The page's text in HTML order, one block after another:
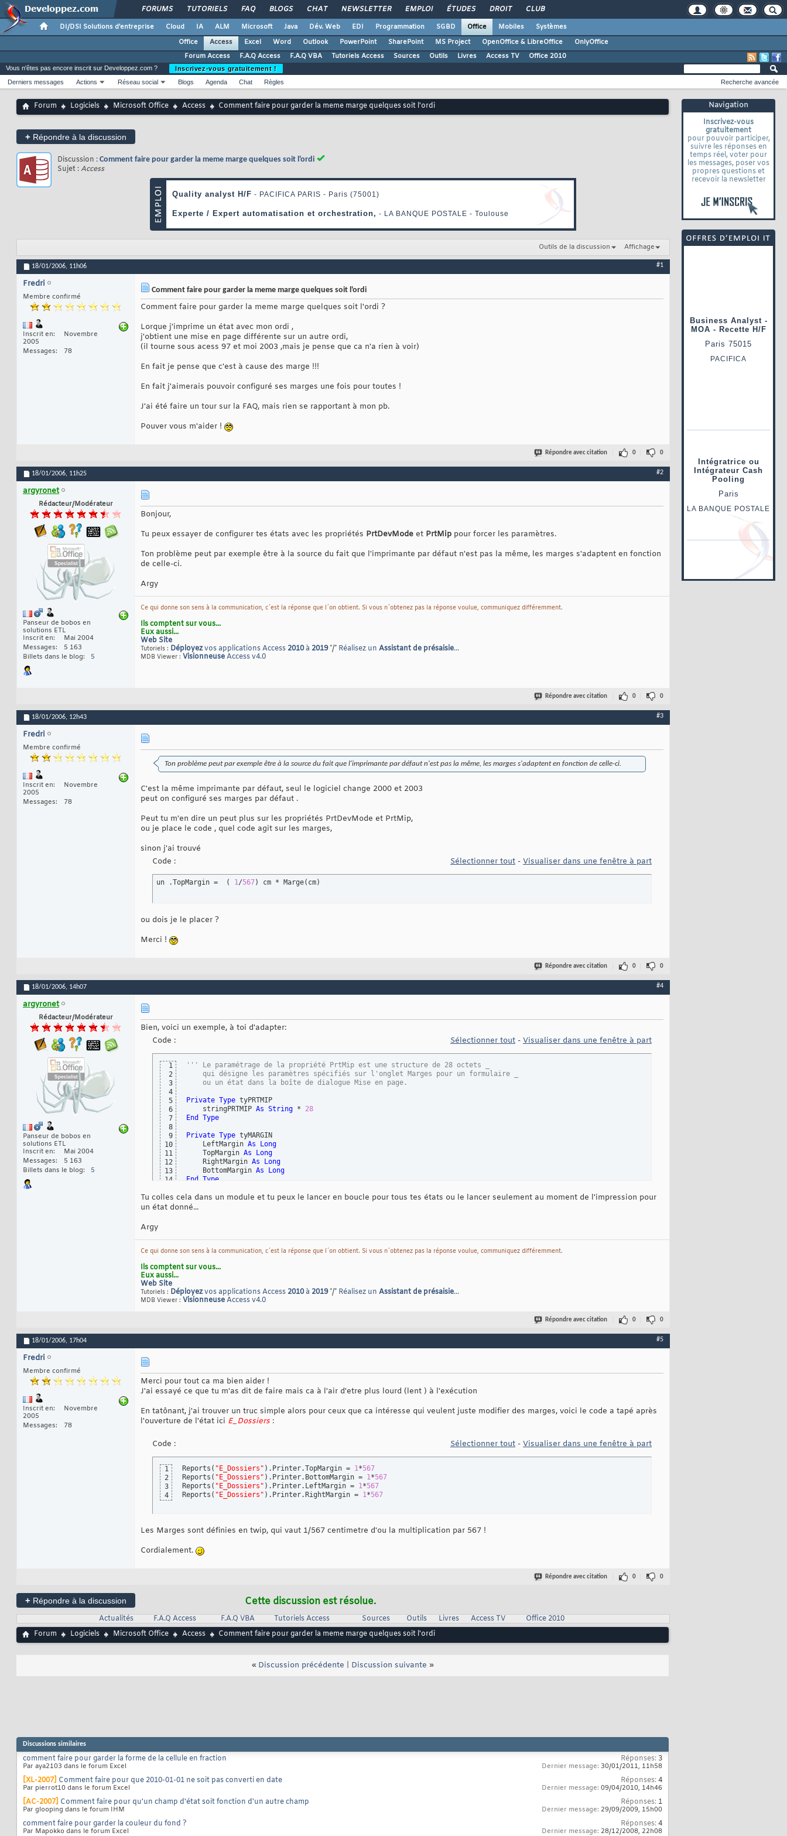
FORUMS TUTORIELS FAQ BLOGS CHAT NEWSLETTER EMPLOI ÉTUDES DROIT CLUB
DI/DSI Solutions d'entreprise Cloud IA ALM Microsoft Java Dév. Web EDI Programmation SGBD Office Mobiles
Systèmes
Office
Access Excel Word Outlook PowerPoint SharePoint MS Project OpenOffice & LibreOffice
OnlyOffice
Forum Access
F.A.Q Access F.A.Q VBA Tutoriels Access Sources Outils Livres Access TV Office 2010
Navigation
Inscrivez-vous
gratuitement
pour pouvoir participer,
suivre les réponses en
temps réel, voter pour
les messages, poser vos
propres questions et
recevoir la newsletter
Vous n'êtes pas encore inscrit sur Developpez.com ?
Inscrivez-vous gratuitement !
Derniers messages
Actions Réseau social Blogs Agenda Chat Règles Recherche avancée
Forum Logiciels Microsoft Office Access Comment faire pour garder la meme marge quelques soit l'ordi
+ Répondre à la discussion
Discussion : Comment faire pour garder la meme marge quelques soit l'ordi
Sujet :Access
Outils de la discussion Affichage
18/01/2006, 11h06 #1
Fredri
Membre confirmé
Inscrit en
Novembre
2005
Messages
78
Comment faire pour garder la meme marge quelques soit l'ordi
Comment faire pour garder la meme marge quelques soit l'ordi ?
Lorque j'imprime un état avec mon ordi ,
j'obtient une mise en page différente sur un autre ordi,
(il tourne sous acess 97 et moi 2003 ,mais je pense que ca n'a rien à voir)
En fait je pense que c'est à cause des marge !!!
En fait j'aimerais pouvoir configuré ses marges une fois pour toutes !
J'ai été faire un tour sur la FAQ, mais rien se rapportant à mon pb.
Pouver vous m'aider !
Répondre avec citation 0 0
18/01/2006, 11h25 #2
argyronet
Rédacteur/Modérateur
Panseur de bobos en
solutions ETL
Inscrit en
Mai 2004
Messages
5 163
Billets dans le blog
5
Bonjour,
Tu peux essayer de configurer tes états avec les propriétés PrtDevMode et PrtMip pour forcer les paramètres.
Ton problème peut par exemple être à la source du fait que l'imprimante par défaut n'est pas la même, les marges s'adaptent en fonction
de celle-ci.
Argy
Ce qui donne son sens à la communication, c´est la réponse que l´on obtient. Si vous n´obtenez pas la réponse voulue, communiquez différemment.
Ils comptent sur vous...
Eux aussi...
Web Site
Tutoriels : Déployezvos applications Access 2010à 2019*/* Réalisez un Assistant de présaisie...
MDB Viewer : VisionneuseAccess v4.0
Répondre avec citation 0 0
18/01/2006, 12h43 #3
Fredri
Membre confirmé
Inscrit en
Novembre
2005
Messages
78
Ton problème peut par exemple être à la source du fait que l'imprimante par défaut n'est pas la même, les marges s'adaptent en fonction de celle-ci.
C'est la même imprimante par défaut, seul le logiciel change 2000 et 2003
peut on configuré ses marges par défaut .
Peut tu m'en dire un peut plus sur les propriétés PrtDevMode et PrtMip,
ou je place le code , quel code agit sur les marges,
sinon j'ai trouvé
Code :
Sélectionner tout - Visualiser dans une fenêtre à part
un .TopMargin = ( 1/567) cm * Marge( cm)
ou dois je le placer ?
Merci !
Répondre avec citation 0 0
18/01/2006, 14h07 #4
argyronet
Rédacteur/Modérateur
Panseur de bobos en
solutions ETL
Inscrit en
Mai 2004
Messages
5 163
Billets dans le blog
5
Bien, voici un exemple, à toi d'adapter:
Code :
Sélectionner tout - Visualiser dans une fenêtre à part
1
2
3
4
5
6
7
8
9
10
11
12
13
14
16
17
21
22
24
25
26
27
28
33
36
37
38
40
41
42
''' Le paramétrage de la propriété PrtMip est une structure de 28 octets _
qui désigne les paramètres spécifiés sur l'onglet Marges pour un formulaire _
ou un état dans la boîte de dialogue Mise en page.
Private Type tyPRTMIP
    stringPRTMIP
As String * 28
End
Type
Private Type tyMARGIN
    LeftMargin
As
Long
    TopMargin
As
Long
    RightMargin
As
Long
    BottomMargin
As
Long
End Type
Dim StructPRTMIP As
Dim
  sngDefaultMargin =
1 * 1440 '2,54 cm
Set oRpt = Reports
  StructMargin.LeftMargin = sngDefaultMargin
  StructMargin.TopMargin = sngDefaultMargin
Sub PrintMyReport()
Dim strMyReport As String
  DefineReportMargin strMyReport
  DoEvents
Tu colles cela dans un module et tu peux le lancer en boucle pour tous tes états ou le lancer seulement au moment de l'impression pour
un état donné...
Argy
Ce qui donne son sens à la communication, c´est la réponse que l´on obtient. Si vous n´obtenez pas la réponse voulue, communiquez différemment.
Ils comptent sur vous...
Eux aussi...
Web Site
Tutoriels : Déployezvos applications Access 2010à 2019*/* Réalisez un Assistant de présaisie...
MDB Viewer : VisionneuseAccess v4.0
Répondre avec citation 0 0
18/01/2006, 17h04 #5
Fredri
Membre confirmé
Inscrit en
Novembre
2005
Messages
78
Merci pour tout ca ma bien aider !
J'ai essayé ce que tu m'as dit de faire mais ca à l'air d'etre plus lourd (lent ) à l'exécution
En tatônant, j'ai trouver un truc simple alors pour ceux que ca intéresse qui veulent juste modifier des marges, voici le code a tapé après
l'ouverture de l'état ici E_Dossiers :
Code : Sélectionner tout - Visualiser dans une fenêtre à part
1
2
3
4
Reports ( "E_Dossiers" ) .Printer.TopMargin = 1*567
Reports ( "E_Dossiers" ) .Printer.BottomMargin = 1*567
Reports ( "E_Dossiers" ) .Printer.LeftMargin = 1*567
Reports ( "E_Dossiers" ) .Printer.RightMargin = 1*567
Les Marges sont définies en twip, qui vaut 1/567 centimetre d'ou la multiplication par 567 !
Cordialement.
Répondre avec citation 0 0
+ Répondre à la discussion Cette discussion est résolue.
Actualités F.A.Q Access F.A.Q VBA Tutoriels Access Sources Outils Livres Access TV
Office 2010
Forum
Logiciels Microsoft Office Access Comment faire pour garder la meme marge quelques soit l'ordi
« Discussion précédente Discussion suivante »
Discussions similaires
comment faire pour garder la forme de la cellule en fraction
Par aya2103 dans le forum Excel
Réponses: 3
Dernier message: 30/01/2011, 11h58
[XL-2007] Comment faire pour que 2010-01-01 ne soit pas converti en date
Par pierrot10 dans le forum Excel
Réponses:4
Dernier message: 09/04/2010, 14h46
[AC-2007] Comment faire pour qu'un champ d'état soit fonction d'un autre champ
Par glooping dans le forum IHM
Réponses: 1
Dernier message: 29/09/2009, 15h00
comment faire pour garder la couleur du fond ?
Par Mapokko dans le forum Excel
Réponses:4
Dernier message: 28/12/2008, 22h08